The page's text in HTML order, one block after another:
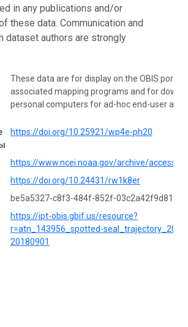
in any publications and/or
these data. Communication and
dataset authors are strongly
These data are for display on the OBIS portal
associated mapping programs and for
personal computers for ad-hoc end-user
https://doi.org/10.25921/wp4e-ph20
https://www.ncei.noaa.gov/archive/
https://doi.org/10.24431/rw1k8er
be5a5327-c8f3-484f-852f-03c2a42f9d81
https://ipt-obis.gbif.us/resource?
r=atn_143956_spotted-
20180901